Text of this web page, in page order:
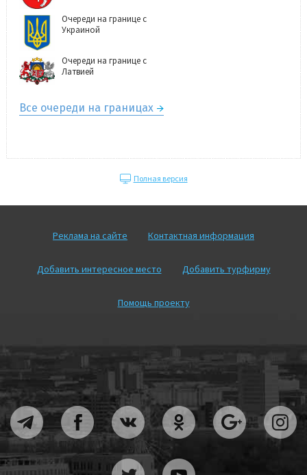
Очереди на границе с
Украиной
Очереди на границе с
Латвией
Все очереди на границах
Полная версия
Реклама на сайте Контактная информация
Добавить интересное место Добавить турфирму
Помощь проекту